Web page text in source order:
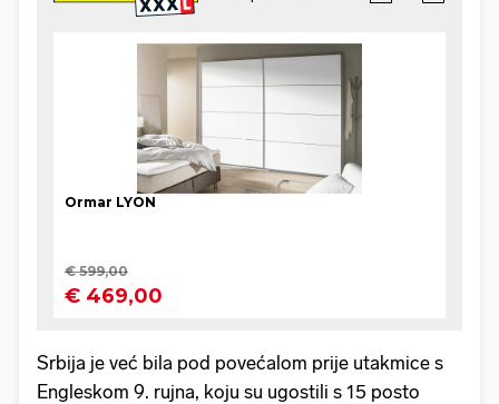
Srbija je već bila pod povećalom prije utakmice s
Engleskom 9. rujna, koju su ugostili s 15 posto